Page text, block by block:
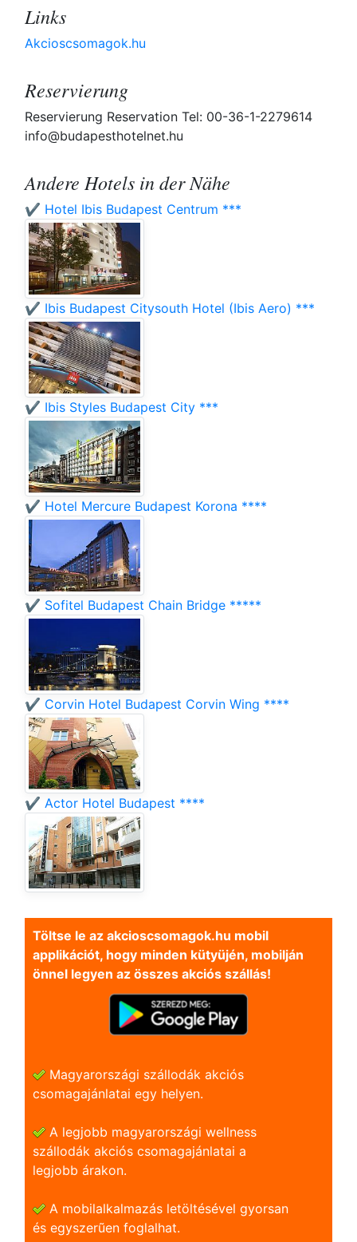
Links
Akcioscsomagok.hu
Reservierung
Reservierung Reservation Tel: 00-36-1-2279614
info@budapesthotelnet.hu
Andere Hotels in der Nähe
✔️ Hotel Ibis Budapest Centrum ***
✔️ Ibis Budapest Citysouth Hotel (Ibis Aero) ***
✔️ Ibis Styles Budapest City ***
✔️ Hotel Mercure Budapest Korona ****
✔️ Sofitel Budapest Chain Bridge *****
✔️ Corvin Hotel Budapest Corvin Wing ****
✔️ Actor Hotel Budapest ****
Töltse le az akcioscsomagok.hu mobil
applikációt, hogy minden kütyüjén, mobilján
önnel legyen az összes akciós szállás!
Magyarországi szállodák akciós
csomagajánlatai egy helyen.
A legjobb magyarországi wellness
szállodák akciós csomagajánlatai a
legjobb árakon.
A mobilalkalmazás letöltésével gyorsan
és egyszerũen foglalhat.